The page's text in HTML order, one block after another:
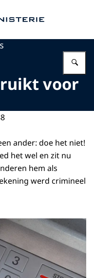
voor
ander: doe het niet!
het wel en zit nu
hem als
werd crimineel